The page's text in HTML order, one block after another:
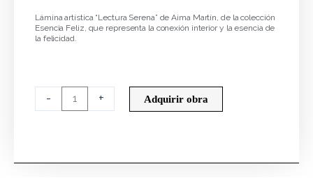
Lámina artística “Lectura Serena” de Aima Martín, de la colección
Esencia Feliz, que representa la conexión interior y la esencia de
la felicidad.
-
LECTURA
SERENA
+ Adquirir obra